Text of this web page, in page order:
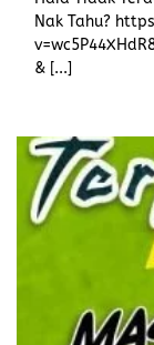
Nak Tahu?
& [...]